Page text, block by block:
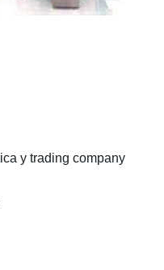
y trading company